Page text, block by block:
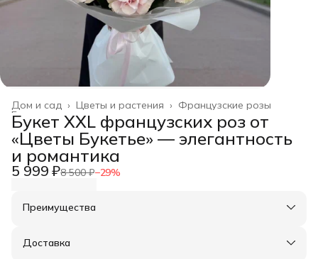
Французские розы
Цветы и растения ›
Дом и сад ›
Главная
Букет XXL французских роз от
«Цветы Букетье» — элегантность
и романтика
5 999 ₽8 500 ₽−29%
Преимущества
Оплата частями в Сплит
Удобный возврат
Доставка